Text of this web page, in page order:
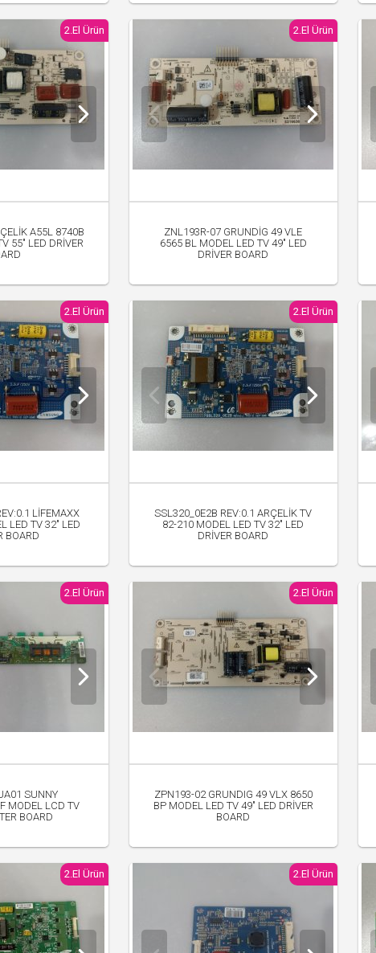
2.El Ürün
A55L 8740B
55" LED DRİVER
2.El Ürün
ZNL193R-07 GRUNDİG 49 VLE
6565 BL MODEL LED TV 49" LED
DRİVER BOARD
2.El Ürün
LİFEMAXX
LED TV 32" LED
BOARD
2.El Ürün
SSL320_0E2B REV:0.1 ARÇELİK TV
82-210 MODEL LED TV 32" LED
DRİVER BOARD
2.El Ürün
SUNNY
MODEL LCD TV
BOARD
2.El Ürün
ZPN193-02 GRUNDIG 49 VLX 8650
BP MODEL LED TV 49" LED DRİVER
BOARD
2.El Ürün 2.El Ürün